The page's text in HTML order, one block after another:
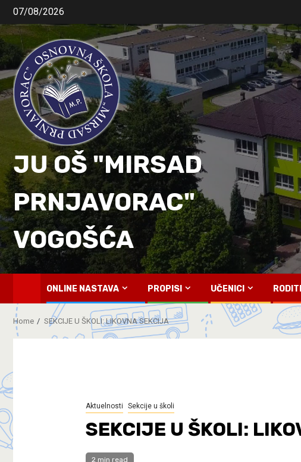
07/08/2026
JU OŠ "MIRSAD
PRNJAVORAC"
VOGOŠĆA
ONLINE NASTAVA PROPISI UČENICI
Home SEKCIJE U ŠKOLI: LIKOVNA SEKCIJA
Aktuelnosti Sekcije u školi
SEKCIJE U ŠKOLI:
2 min read